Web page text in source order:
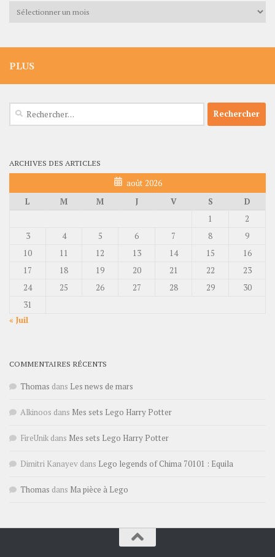
Archives
PLUS
Rechercher :
ARCHIVES DES ARTICLES
août 2026
L
M M J V S
D
1
2
3
4 5 6 7 8
9
10
11 12 13 14 15
16
17
18 19 20 21 22
23
24
25 26 27 28 29
30
31
« Juil
COMMENTAIRES RÉCENTS
Thomas dans Les news de mars
Alkinoos dans Mes sets Lego Harry Potter
FireUnik dans Mes sets Lego Harry Potter
Dimitri Kanayev dans Lego legends of Chima 70101 : Equila
Thomas dans Ma pièce à Lego